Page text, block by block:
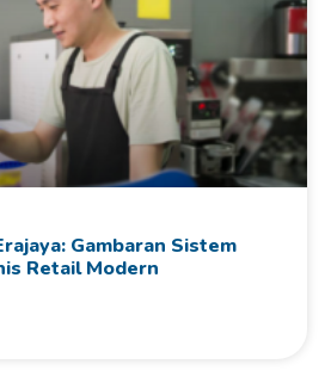
Gambaran Sistem
Retail Modern